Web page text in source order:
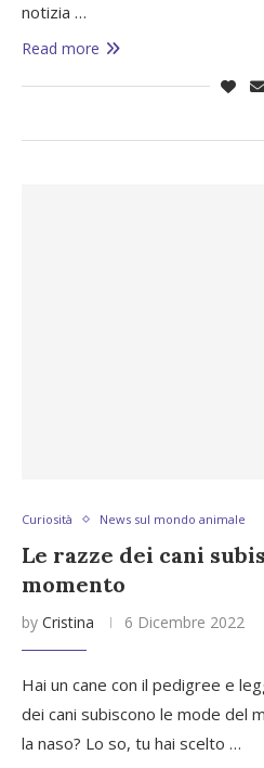
notizia …
Read more
Curiosità News sul mondo animale
Le razze dei cani
momento
by Cristina 6 Dicembre 2022
Hai un cane con il pedigree e
dei cani subiscono le mode del
la naso? Lo so, tu hai scelto …